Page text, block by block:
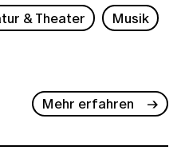
& Theater
Musik
Mehr erfahren